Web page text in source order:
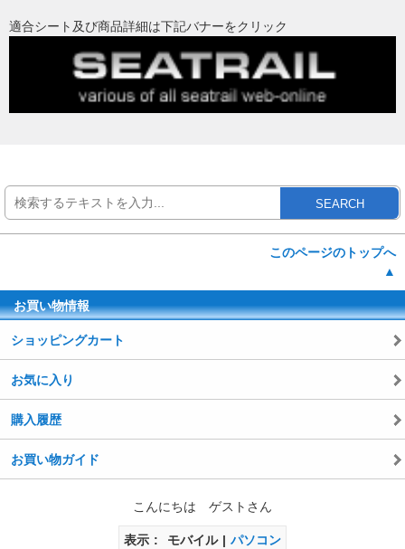
適合シート及び商品詳細は下記バナーをクリック
SEARCH
このページのトップへ
▲
お買い物情報
ショッピングカート
お気に入り
購入履歴
お買い物ガイド
こんにちは ゲストさん
表示 モバイル パソコン